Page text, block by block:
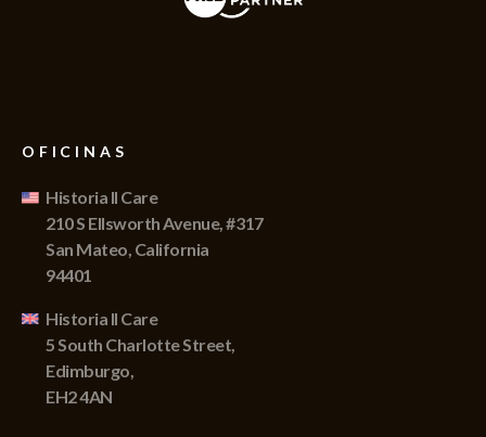
OFICINAS
Historia II Care
210 S Ellsworth Avenue, #317
San Mateo, California
94401
Historia II Care
5 South Charlotte Street,
Edimburgo,
EH2 4AN